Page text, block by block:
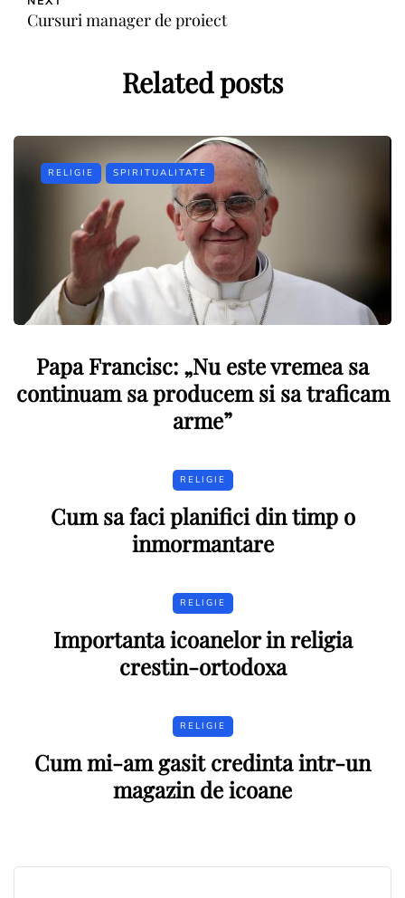
Cursuri manager de proiect
Related posts
RELIGIE SPIRITUALITATE
Papa Francisc: „Nu este vremea sa
continuam sa producem si sa traficam
arme”
RELIGIE
Cum sa faci planifici din timp o
inmormantare
RELIGIE
Importanta icoanelor in religia
crestin-ortodoxa
RELIGIE
Cum mi-am gasit credinta intr-un
magazin de icoane